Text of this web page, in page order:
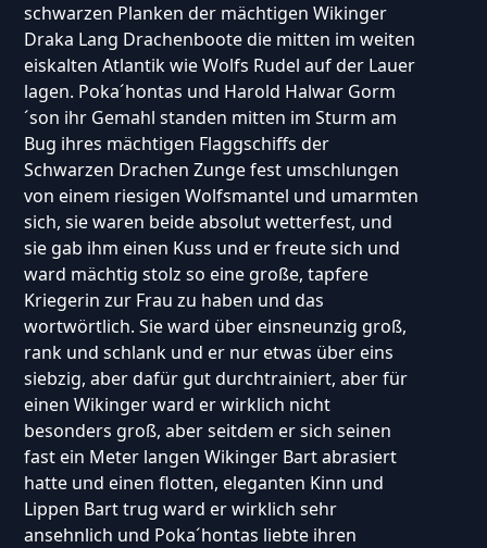
schwarzen Planken der mächtigen Wikinger
Draka Lang Drachenboote die mitten im weiten
eiskalten Atlantik wie Wolfs Rudel auf der Lauer
lagen. Poka´hontas und Harold Halwar Gorm
´son ihr Gemahl standen mitten im Sturm am
Bug ihres mächtigen Flaggschiffs der
Schwarzen Drachen Zunge fest umschlungen
von einem riesigen Wolfsmantel und umarmten
sich, sie waren beide absolut wetterfest, und
sie gab ihm einen Kuss und er freute sich und
ward mächtig stolz so eine große, tapfere
Kriegerin zur Frau zu haben und das
wortwörtlich. Sie ward über einsneunzig groß,
rank und schlank und er nur etwas über eins
siebzig, aber dafür gut durchtrainiert, aber für
einen Wikinger ward er wirklich nicht
besonders groß, aber seitdem er sich seinen
fast ein Meter langen Wikinger Bart abrasiert
hatte und einen flotten, eleganten Kinn und
Lippen Bart trug ward er wirklich sehr
ansehnlich und Poka´hontas liebte ihren